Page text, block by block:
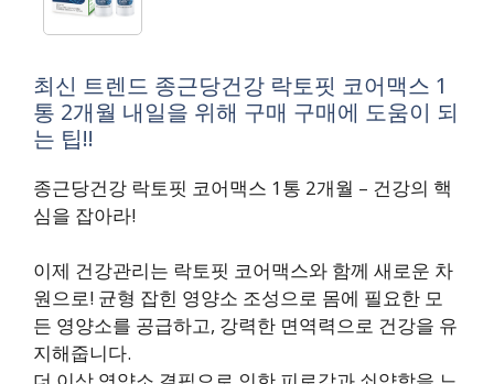
최신 트렌드 종근당건강 락토핏 코어맥스 1
통 2개월 내일을 위해 구매 구매에 도움이 되
는 팁!!
종근당건강 락토핏 코어맥스 1통 2개월 – 건강의 핵
심을 잡아라!
이제 건강관리는 락토핏 코어맥스와 함께 새로운 차
원으로! 균형 잡힌 영양소 조성으로 몸에 필요한 모
든 영양소를 공급하고, 강력한 면역력으로 건강을 유
지해줍니다.